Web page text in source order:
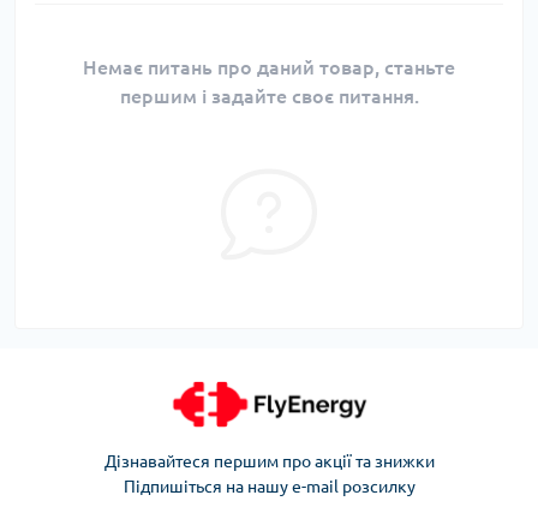
Немає питань про даний товар, станьте
першим і задайте своє питання.
Дізнавайтеся першим про акції та знижки
Підпишіться на нашу e-mail розсилку